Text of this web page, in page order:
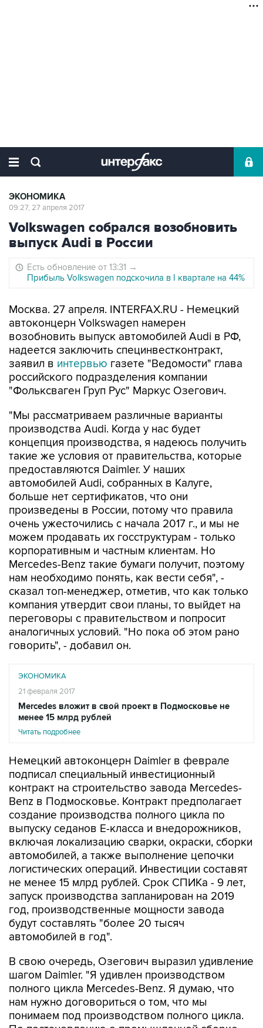
ЭКОНОМИКА
09:27, 27 апреля 2017
Volkswagen собрался возобновить
выпуск Audi в России
Есть обновление от 13:31 →
Прибыль Volkswagen подскочила в I квартале на 44%
Москва. 27 апреля. INTERFAX.RU - Немецкий
автоконцерн Volkswagen намерен
возобновить выпуск автомобилей Audi в РФ,
надеется заключить специнвестконтракт,
заявил в интервью газете "Ведомости" глава
российского подразделения компании
"Фольксваген Груп Рус" Маркус Озегович.
"Мы рассматриваем различные варианты
производства Audi. Когда у нас будет
концепция производства, я надеюсь получить
такие же условия от правительства, которые
предоставляются Daimler. У наших
автомобилей Audi, собранных в Калуге,
больше нет сертификатов, что они
произведены в России, потому что правила
очень ужесточились с начала 2017 г., и мы не
можем продавать их госструктурам - только
корпоративным и частным клиентам. Но
Mercedes-Benz такие бумаги получит, поэтому
нам необходимо понять, как вести себя", -
сказал топ-менеджер, отметив, что как только
компания утвердит свои планы, то выйдет на
переговоры с правительством и попросит
аналогичных условий. "Но пока об этом рано
говорить", - добавил он.
ЭКОНОМИКА
21 февраля 2017
Mercedes вложит в свой проект в Подмосковье не
менее 15 млрд рублей
Читать подробнее
Немецкий автоконцерн Daimler в феврале
подписал специальный инвестиционный
контракт на строительство завода Mercedes-
Benz в Подмосковье. Контракт предполагает
создание производства полного цикла по
выпуску седанов E-класса и внедорожников,
включая локализацию сварки, окраски, сборки
автомобилей, а также выполнение цепочки
логистических операций. Инвестиции составят
не менее 15 млрд рублей. Срок СПИКа - 9 лет,
запуск производства запланирован на 2019
год, производственные мощности завода
будут составлять "более 20 тысяч
автомобилей в год".
В свою очередь, Озегович выразил удивление
шагом Daimler. "Я удивлен производством
полного цикла Mercedes-Benz. Я думаю, что
нам нужно договориться о том, что мы
понимаем под производством полного цикла.